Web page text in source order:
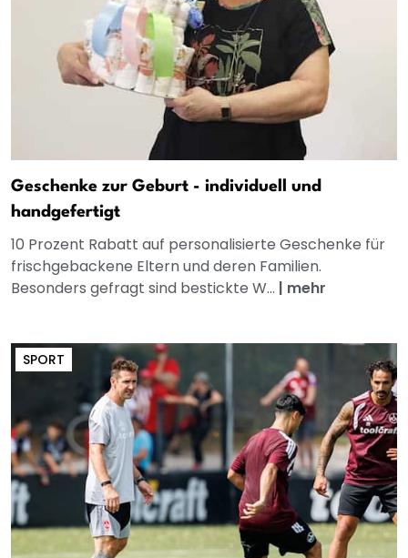
Geschenke zur Geburt - individuell und
handgefertigt
10 Prozent Rabatt auf personalisierte Geschenke für
frischgebackene Eltern und deren Familien.
Besonders gefragt sind bestickte W... | mehr
SPORT